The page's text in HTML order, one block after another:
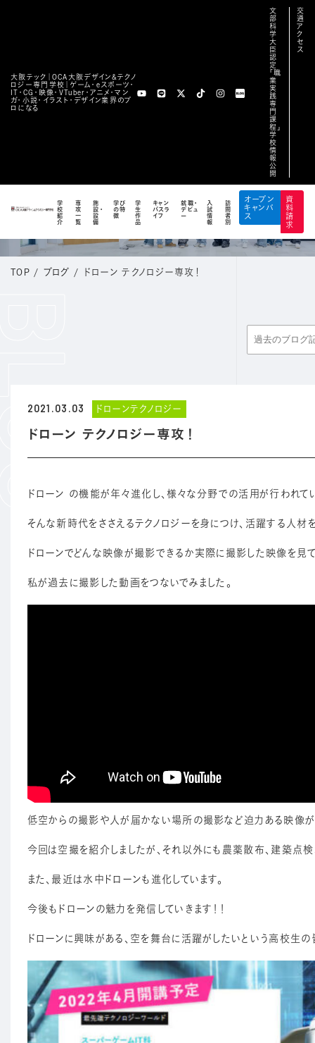
大阪テック｜OCA⼤阪デザイン&テクノ
ロジー専⾨学校｜ゲーム・eスポーツ・
IT・CG・映像・VTuber・アニメ・マン
ガ・小説・イラスト・デザイン業界のプ
ロになる
文
部
科
学
大
臣
認
定
「職
業
実
践
専
門
課
程」
学
校
情
報
公
開
交
通
ア
ク
セ
ス
学
校
紹
介
専
攻
一
覧
施
設・
設
備
学び
の特
徴
学
生
作
品
キャン
パスラ
イフ
就職・
デビュ
ー
入
試
情
報
訪
問
者
別
オープン
キャンパ
ス
資
料
請
求
BLOG
公式ブログ
TOP / ブログ / ドローン テクノロジー専攻！
2021.03.03 ドローンテクノロジー
ドローン テクノロジー専攻！
ドローン の機能が年々進化し、様々な分野での活用が行われて
そんな新時代をささえるテクノロジーを身につけ、活躍する人材
ドローンでどんな映像が撮影できるか実際に撮影した映像を見
私が過去に撮影した動画をつないでみました。
低空からの撮影や人が届かない場所の撮影など迫力ある映像が
今回は空撮を紹介しましたが、それ以外にも農薬散布、建築点
また、最近は水中ドローンも進化しています。
今後もドローンの魅力を発信していきます！！
ドローンに興味がある、空を舞台に活躍がしたいという高校生